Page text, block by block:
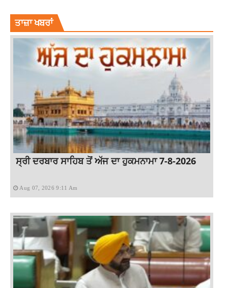
ਤਾਜ਼ਾ ਖਬਰਾਂ
ਸ੍ਰੀ ਦਰਬਾਰ ਸਾਹਿਬ ਤੋਂ ਅੱਜ ਦਾ ਹੁਕਮਨਾਮਾ 7-8-2026
Aug 07, 2026 9:11 Am